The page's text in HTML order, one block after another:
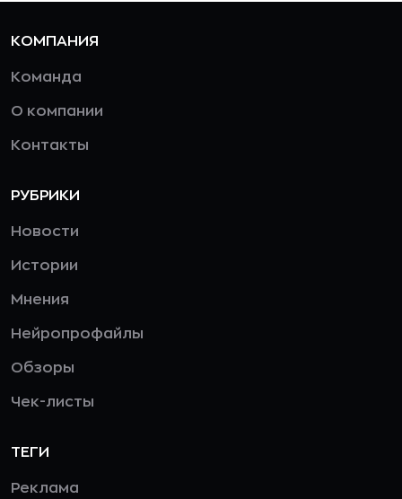
КОМПАНИЯ
Команда
О компании
Контакты
РУБРИКИ
Новости
Истории
Мнения
Нейропрофайлы
Обзоры
Чек-листы
ТЕГИ
Реклама